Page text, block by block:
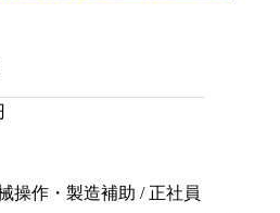
操作・製造補助 / 正社員